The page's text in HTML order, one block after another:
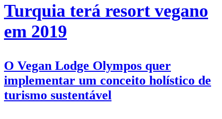
Turquia terá resort vegano
em 2019
O Vegan Lodge Olympos quer
implementar um conceito holístico de
turismo sustentável